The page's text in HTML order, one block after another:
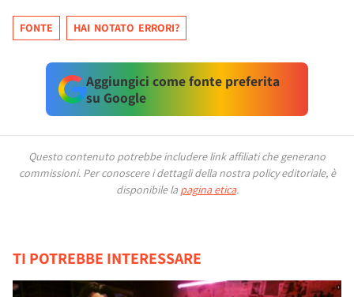
FONTE HAI NOTATO ERRORI?
Aggiungici come fonte preferita
su Google
Questo contenuto potrebbe includere link affiliati che generano
commissioni. Per conoscere i dettagli della nostra policy editoriale, è
disponibile la pagina etica.
TI POTREBBE INTERESSARE